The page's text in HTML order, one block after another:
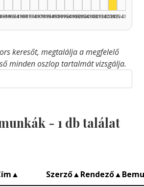
1965–1969
1970–1974
1975–1979
1980–1984
1985–1989
1990–1994
1995–1999
2000–2004
2005–2009
2010–2014
2015–2019
2020–2024
2025–2026
keresőt, megtalálja a megfelelő
minden oszlop tartalmát vizsgálja.
- 1 db találat
▲ Szerző▲Rendező▲